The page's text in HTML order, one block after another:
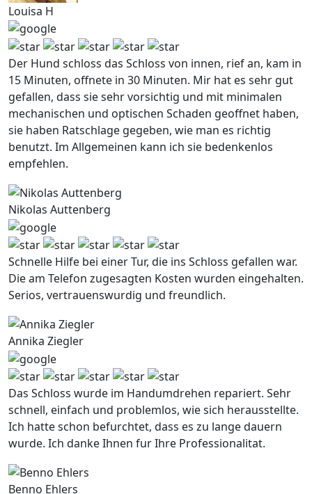
Louisa H
Der Hund schloss das Schloss von innen, rief an, kam in
15 Minuten, offnete in 30 Minuten. Mir hat es sehr gut
gefallen, dass sie sehr vorsichtig und mit minimalen
mechanischen und optischen Schaden geoffnet haben,
sie haben Ratschlage gegeben, wie man es richtig
benutzt. Im Allgemeinen kann ich sie bedenkenlos
empfehlen.
Nikolas Auttenberg
Schnelle Hilfe bei einer Tur, die ins Schloss gefallen war.
Die am Telefon zugesagten Kosten wurden eingehalten.
Serios, vertrauenswurdig und freundlich.
Annika Ziegler
Das Schloss wurde im Handumdrehen repariert. Sehr
schnell, einfach und problemlos, wie sich herausstellte.
Ich hatte schon befurchtet, dass es zu lange dauern
wurde. Ich danke Ihnen fur Ihre Professionalitat.
Benno Ehlers